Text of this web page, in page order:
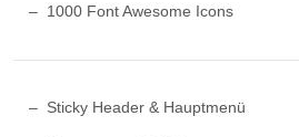
1000 Font Awesome Icons
Sticky Header & Hauptmenü